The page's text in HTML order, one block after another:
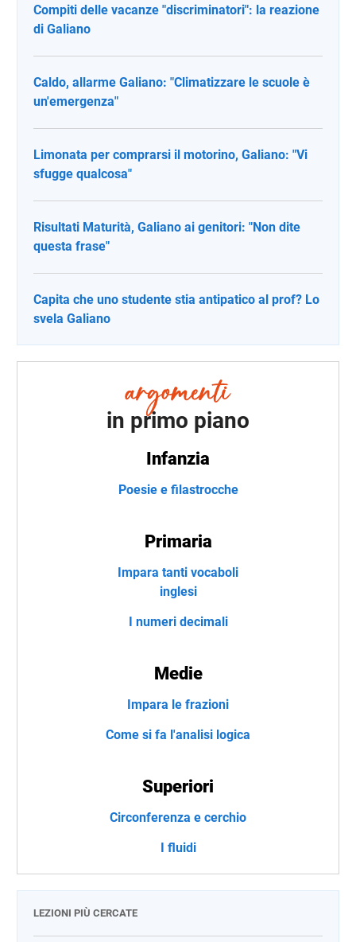
Compiti delle vacanze "discriminatori": la reazione
di Galiano
Caldo, allarme Galiano: "Climatizzare le scuole è
un'emergenza"
Limonata per comprarsi il motorino, Galiano: "Vi
sfugge qualcosa"
Risultati Maturità, Galiano ai genitori: "Non dite
questa frase"
Capita che uno studente stia antipatico al prof? Lo
svela Galiano
in primo piano
Infanzia
Poesie e filastrocche
Primaria
Impara tanti vocaboli
inglesi
I numeri decimali
Medie
Impara le frazioni
Come si fa l'analisi logica
Superiori
Circonferenza e cerchio
I fluidi
LEZIONI PIÙ CERCATE